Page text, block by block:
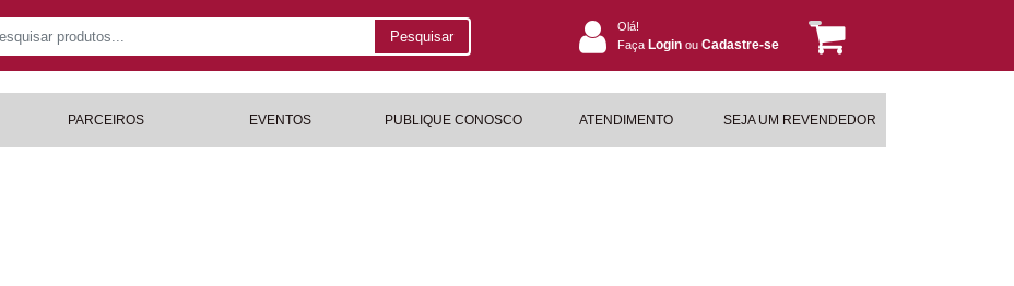
Pesquisar
Olá!
Faça Login ou Cadastre-se
PARCEIROS EVENTOS PUBLIQUE CONOSCO ATENDIMENTO SEJA UM REVENDEDOR